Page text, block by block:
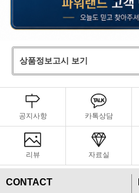
상품정보고시 보기
공지사항 카톡상담
리뷰 자료실
CONTACT